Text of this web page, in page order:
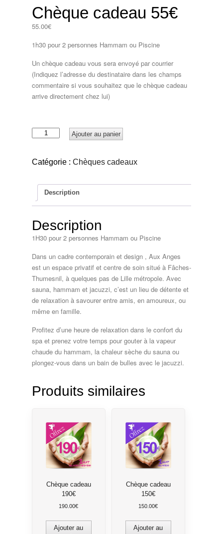
Chèque cadeau 55€
55.00€
1h30 pour 2 personnes Hammam ou Piscine
Un chèque cadeau vous sera envoyé par courrier
(Indiquez l’adresse du destinataire dans les champs
commentaire si vous souhaitez que le chèque cadeau
arrive directement chez lui)
quantité
de
55€
Ajouter au panier
Catégorie : Chèques cadeaux
Description
Description
1H30 pour 2 personnes Hammam ou Piscine
Dans un cadre contemporain et design , Aux Anges
est un espace privatif et centre de soin situé à Fâches-
Thumesnil, à quelques pas de Lille métropole. Avec
sauna, hammam et jacuzzi, c’est un lieu de détente et
de relaxation à savourer entre amis, en amoureux, ou
même en famille.
Profitez d’une heure de relaxation dans le confort du
spa et prenez votre temps pour gouter à la vapeur
chaude du hammam, la chaleur sèche du sauna ou
plongez-vous dans un bain de bulles avec le jacuzzi.
Produits similaires
Chèque cadeau
190€
190.00€
Ajouter au
Chèque cadeau
150€
150.00€
Ajouter au